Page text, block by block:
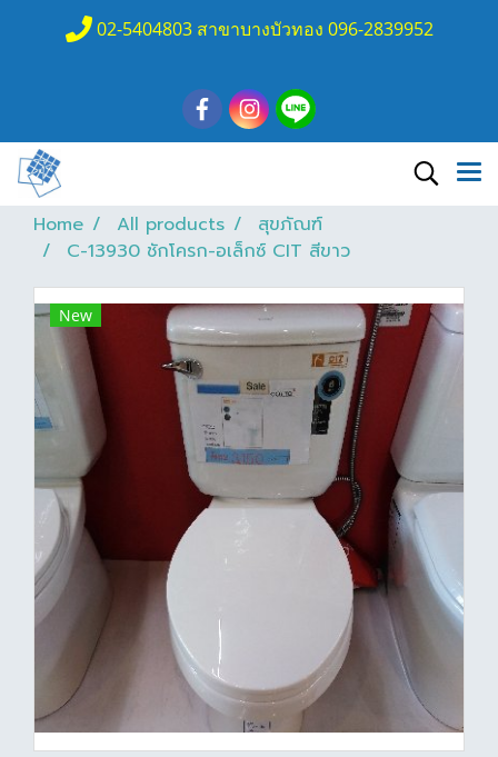
02-5404803 สาขาบางบัวทอง 096-2839952
Home All products
สุขภัณฑ์
C-13930 ชักโครก-อเล็กซ์ CIT สีขาว
New